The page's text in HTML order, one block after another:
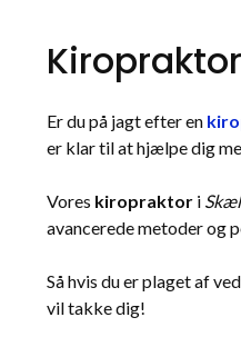
Er du på jagt efter en
er klar til at hjælpe dig
Vores kiropraktor i
avancerede metoder og
Så hvis du er plaget af
vil takke dig!